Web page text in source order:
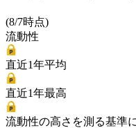
(8/7時点)
流動性
直近1年平均
直近1年最高
流動性の高さを測る基準